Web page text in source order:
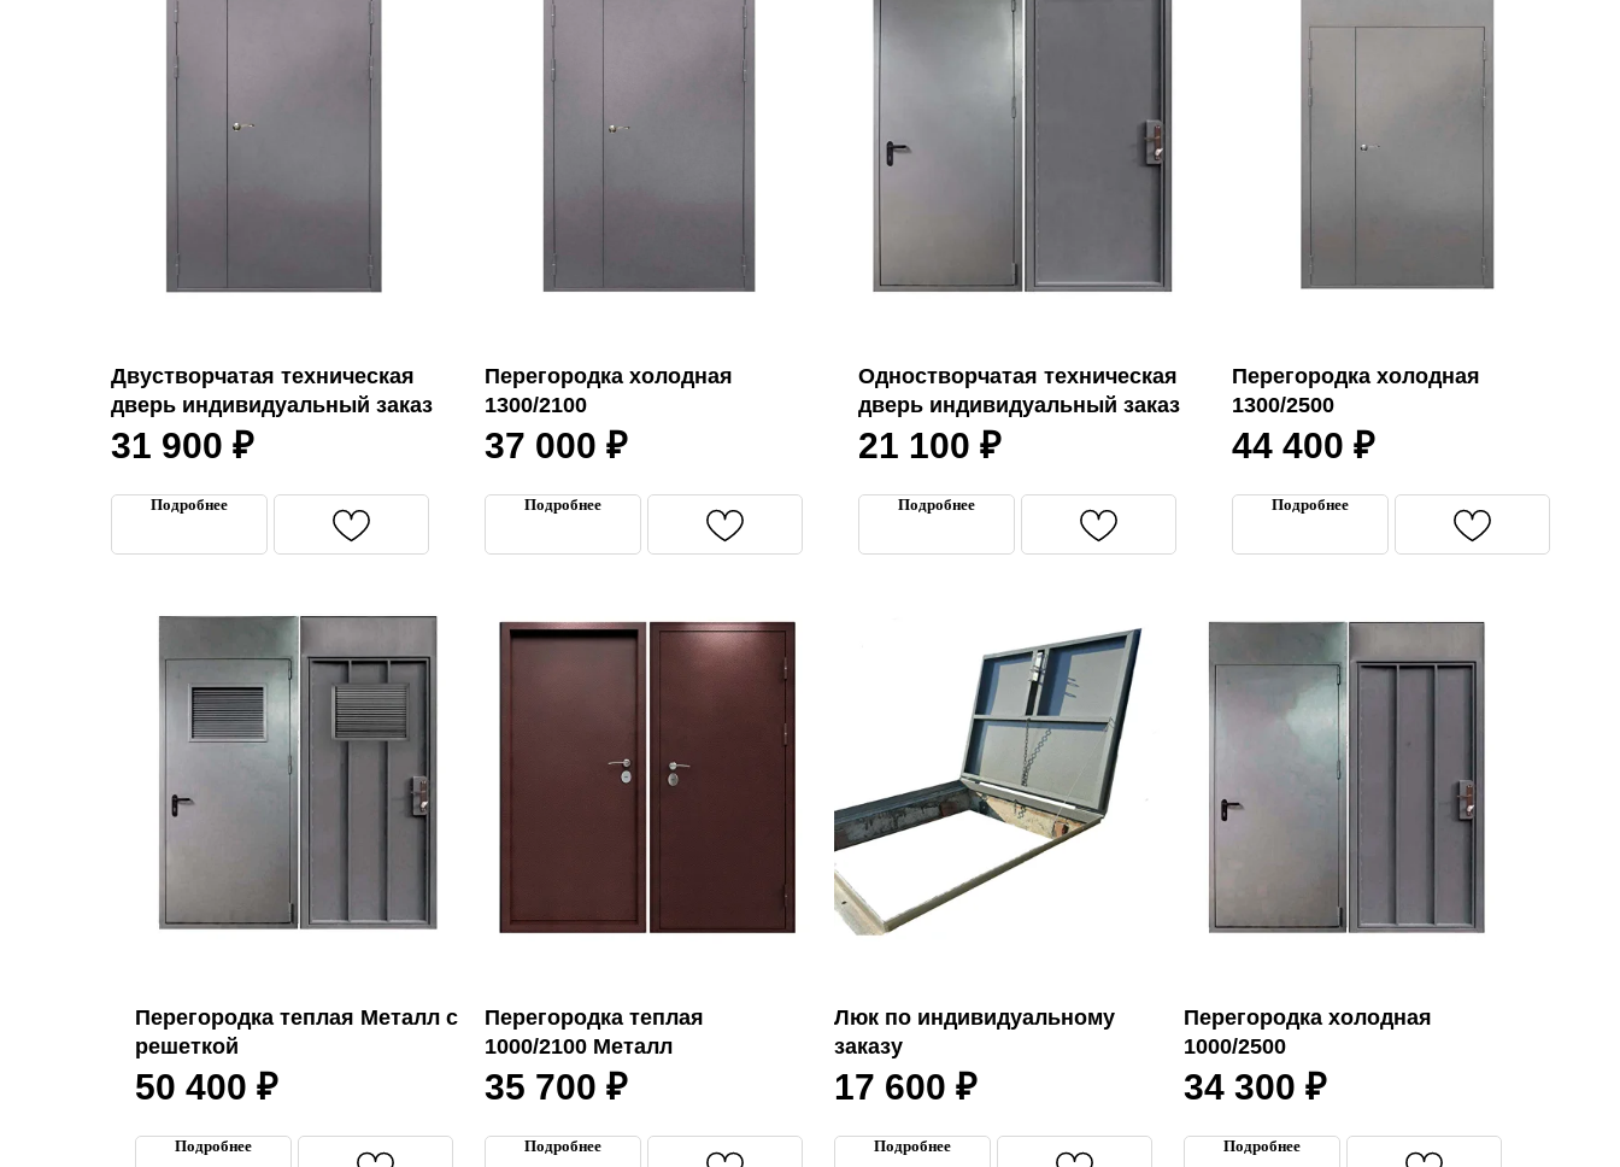
Двустворчатая техническая
дверь индивидуальный заказ
31 900 ₽
Подробнее
Перегородка холодная
1300/2100
37 000 ₽
Подробнее
Одностворчатая техническая
дверь индивидуальный заказ
21 100 ₽
Подробнее
Перегородка холодная
1300/2500
44 400 ₽
Подробнее
Перегородка теплая Металл с
решеткой
50 400 ₽
Подробнее
Перегородка теплая
1000/2100 Металл
35 700 ₽
Подробнее
Люк по индивидуальному
заказу
17 600 ₽
Подробнее
Перегородка холодная
1000/2500
34 300 ₽
Подробнее